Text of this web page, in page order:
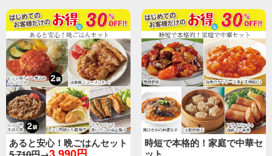
あると安心！晩ごはんセット
時短で本格的！家庭で中華セ
ット